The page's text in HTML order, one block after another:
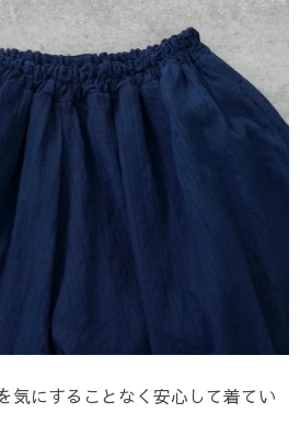
気にすることなく安心して着てい